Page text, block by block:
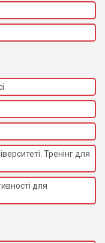
Тренінг для
для